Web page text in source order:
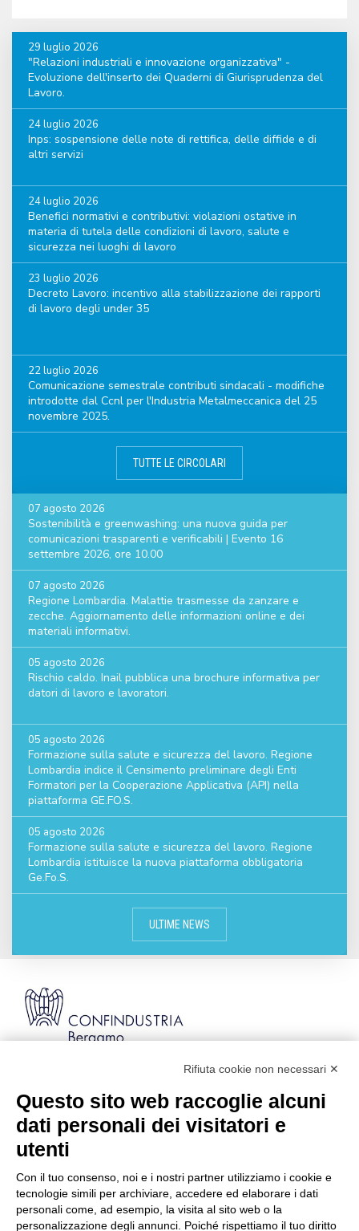
29 luglio 2026
"Relazioni industriali e innovazione organizzativa" -
Evoluzione dell'inserto dei Quaderni di Giurisprudenza del
Lavoro.
24 luglio 2026
Inps: sospensione delle note di rettifica, delle diffide e di
altri servizi
24 luglio 2026
Benefici normativi e contributivi: violazioni ostative in
materia di tutela delle condizioni di lavoro, salute e
sicurezza nei luoghi di lavoro
23 luglio 2026
Decreto Lavoro: incentivo alla stabilizzazione dei rapporti
di lavoro degli under 35
22 luglio 2026
Comunicazione semestrale contributi sindacali - modifiche
introdotte dal Ccnl per l'Industria Metalmeccanica del 25
novembre 2025.
TUTTE LE CIRCOLARI
07 agosto 2026
Sostenibilità e greenwashing: una nuova guida per
comunicazioni trasparenti e verificabili | Evento 16
settembre 2026, ore 10.00
07 agosto 2026
Regione Lombardia. Malattie trasmesse da zanzare e
zecche. Aggiornamento delle informazioni online e dei
materiali informativi.
05 agosto 2026
Rischio caldo. Inail pubblica una brochure informativa per
datori di lavoro e lavoratori.
05 agosto 2026
Formazione sulla salute e sicurezza del lavoro. Regione
Lombardia indice il Censimento preliminare degli Enti
Formatori per la Cooperazione Applicativa (API) nella
piattaforma GE.FO.S.
05 agosto 2026
Formazione sulla salute e sicurezza del lavoro. Regione
Lombardia istituisce la nuova piattaforma obbligatoria
Ge.Fo.S.
ULTIME NEWS
Codice Fiscale: 80021750163 | PEC:
info@pec.confindustriabergamo.it
CONFINDUSTRIA BERGAMO
Rifiuta cookie non necessari ✕
Questo sito web raccoglie alcuni
dati personali dei visitatori e
utenti
Con il tuo consenso, noi e i nostri partner utilizziamo i cookie e
tecnologie simili per archiviare, accedere ed elaborare i dati
personali come, ad esempio, la visita al sito web o la
personalizzazione degli annunci. Poiché rispettiamo il tuo diritto